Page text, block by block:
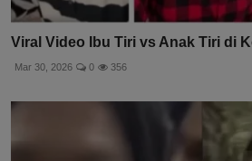
Viral Video Ibu Tiri vs Anak Tiri di
Mar 30, 2026 0 356